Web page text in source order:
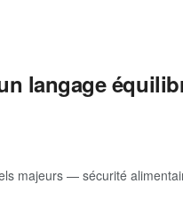
langage
majeurs — sécurité